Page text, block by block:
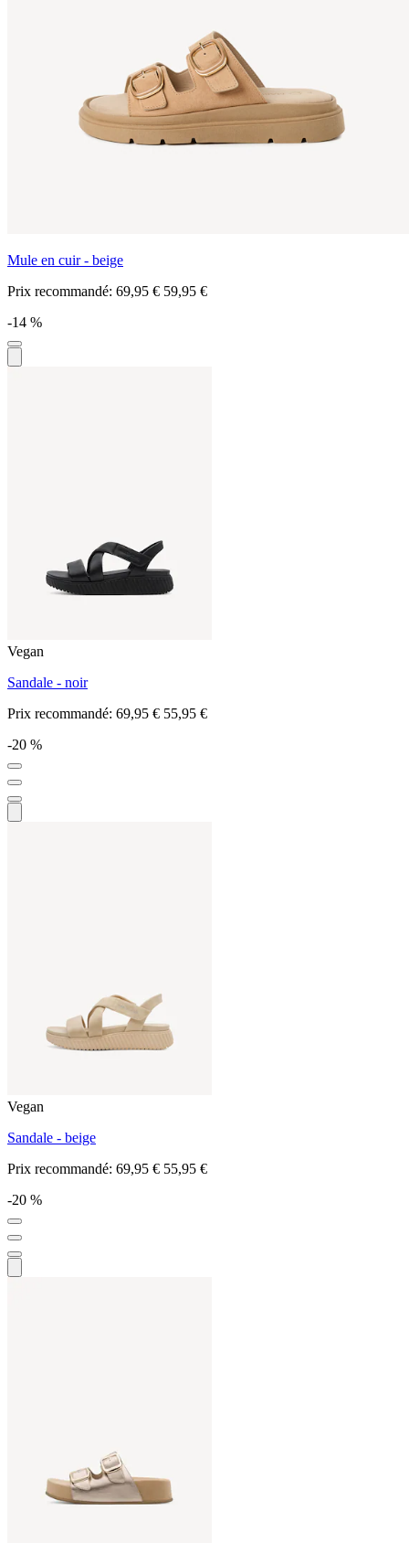
Mule en cuir - beige
Prix recommandé: 69,95 € 59,95 €
-14 %
Vegan
Sandale - noir
Prix recommandé: 69,95 € 55,95 €
-20 %
Vegan
Sandale - beige
Prix recommandé: 69,95 € 55,95 €
-20 %